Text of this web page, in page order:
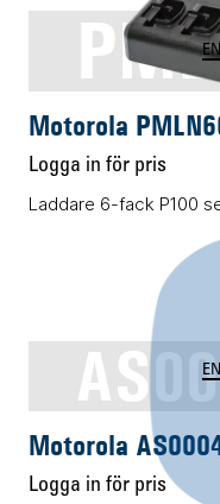
Motorola
Logga in för pris
Laddare 6-fack P100
Motorola
Logga in för pris